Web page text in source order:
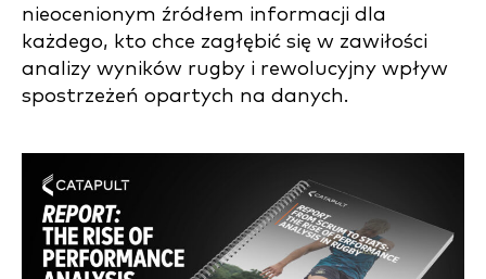
nieocenionym źródłem informacji dla
każdego, kto chce zagłębić się w zawiłości
analizy wyników rugby i rewolucyjny wpływ
spostrzeżeń opartych na danych.